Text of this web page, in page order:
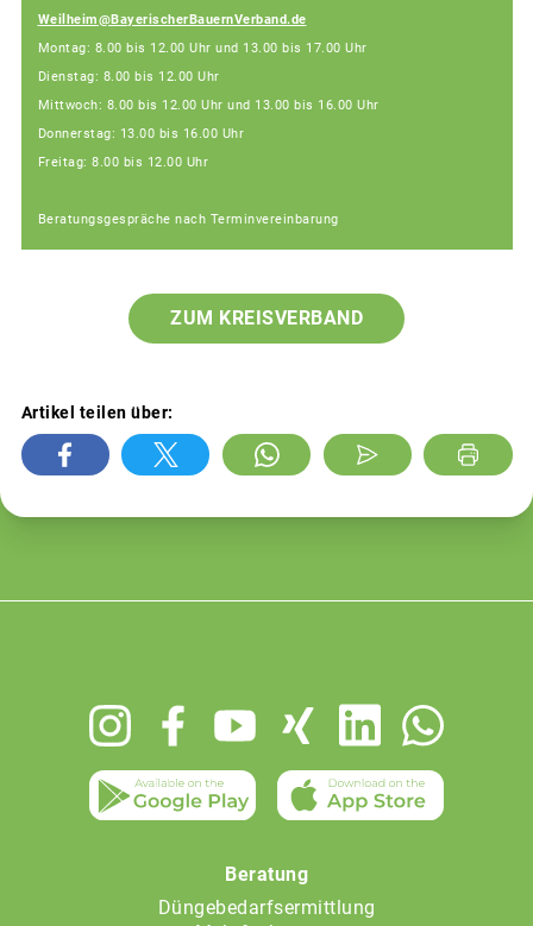
Weilheim@BayerischerBauernVerband.de
Montag: 8.00 bis 12.00 Uhr und 13.00 bis 17.00 Uhr
Dienstag: 8.00 bis 12.00 Uhr
Mittwoch: 8.00 bis 12.00 Uhr und 13.00 bis 16.00 Uhr
Donnerstag: 13.00 bis 16.00 Uhr
Freitag: 8.00 bis 12.00 Uhr
Beratungsgespräche nach Terminvereinbarung
ZUM KREISVERBAND
Artikel teilen über:
Beratung
Düngebedarfsermittlung